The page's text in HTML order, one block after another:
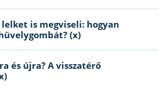
is megviseli: hogyan
(x)
és újra? A visszatérő